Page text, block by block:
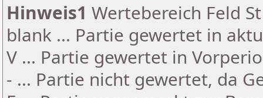
Hinweis1 Wertebereich Feld
blank ... Partie gewertet in
V ... Partie gewertet in
- ... Partie nicht gewertet, da